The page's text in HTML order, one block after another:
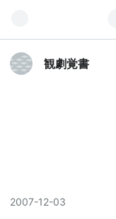
観劇覚書
2007-12-03